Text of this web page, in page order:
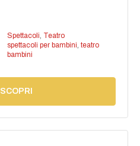
Spettacoli, Teatro
spettacoli per bambini, teatro
bambini
SCOPRI